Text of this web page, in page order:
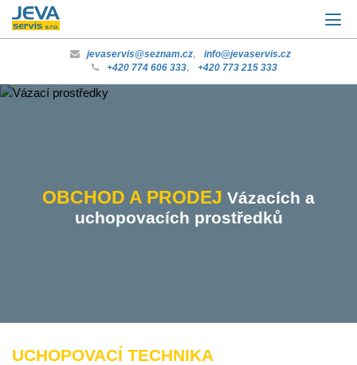
jevaservis@seznam.cz,
info@jevaservis.cz
+420 774 606 333, +420 773 215 333
OBCHOD A PRODEJ Vázacích a
uchopovacích prostředků
UCHOPOVACÍ TECHNIKA